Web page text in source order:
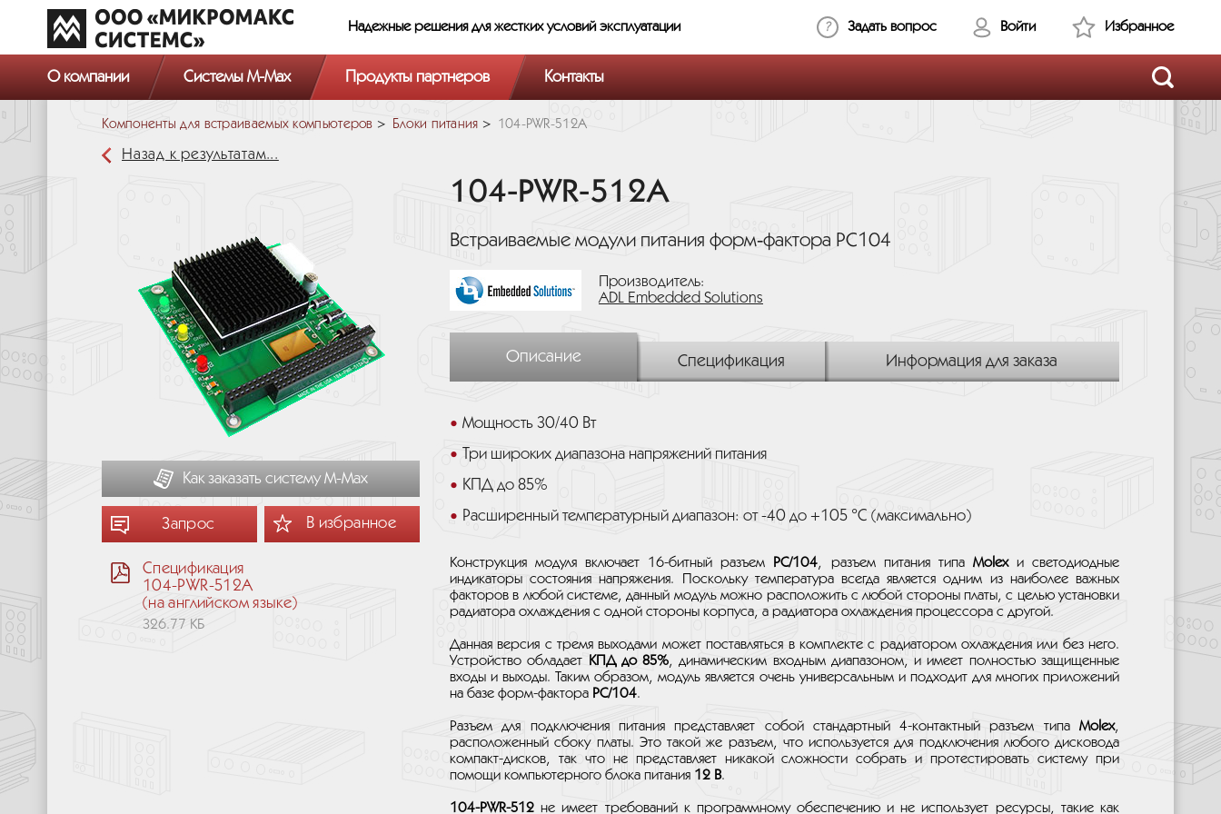
Надежные решения для жестких условий эксплуатации Задать вопрос Войти Избранное
О компании Системы M-Max Продукты партнеров Контакты
Компоненты для встраиваемых компьютеров Блоки питания 104-PWR-512A
Назад к результатам...
Как заказать систему М-Мах
Запрос В избранное
Спецификация
104-PWR-512A
(на английском языке)
326.77 КБ
104-PWR-512A
Встраиваемые модули питания форм‑фактора PC104
Производитель:
ADL Embedded Solutions
Описание Спецификация Информация для заказа
Мощность 30/40 Вт
Три широких диапазона напряжений питания
КПД до 85%
Расширенный температурный диапазон: от -40 до +105 °C (максимально)
Конструкция модуля включает 16-битный разъем PC/104, разъем питания типа Molexи светодиодные
индикаторы состояния напряжения. Поскольку температура всегда является одним из наиболее важных
факторов в любой системе, данный модуль можно расположить с любой стороны платы, с целью установки
радиатора охлаждения с одной стороны корпуса, а радиатора охлаждения процессора с другой.
Данная версия с тремя выходами может поставляться в комплекте с радиатором охлаждения или без него.
Устройство обладает КПД до 85%, динамическим входным диапазоном, и имеет полностью защищенные
входы и выходы. Таким образом, модуль является очень универсальным и подходит для многих приложений
на базе форм-фактора PC/104.
Разъем для подключения питания представляет собой стандартный 4-контактный разъем типа Molex,
расположенный сбоку платы. Это такой же разъем, что используется для подключения любого дисковода
компакт-дисков, так что не представляет никакой сложности собрать и протестировать систему при
помощи компьютерного блока питания 12 В.
104-PWR-512 не имеет требований к программному обеспечению и не использует ресурсы, такие как